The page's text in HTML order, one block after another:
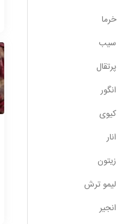
خرما
سیب
پرتقال
انگور
کیوی
انار
زیتون
لیمو ترش
انجیر